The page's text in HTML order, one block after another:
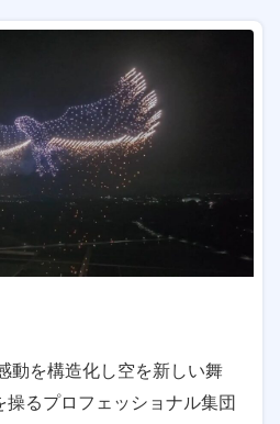
動を構造化し空を新しい舞
るプロフェッショナル集団